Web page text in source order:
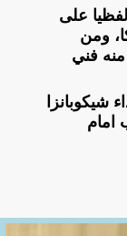
لفظيا على
ومن
منه فني
امام